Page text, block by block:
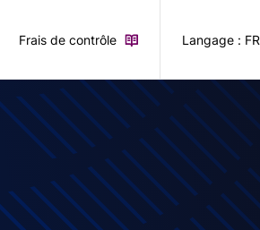
Frais de contrôle Langage : FR